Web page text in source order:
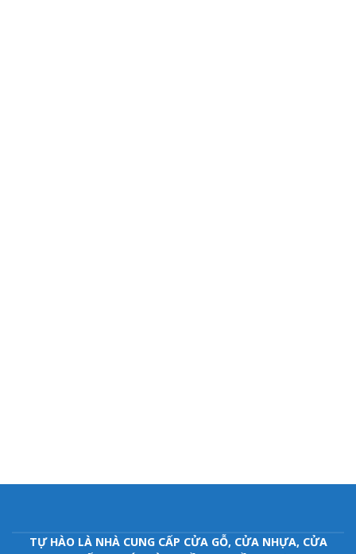
TỰ HÀO LÀ NHÀ CUNG CẤP CỬA GỖ, CỬA NHỰA, CỬA